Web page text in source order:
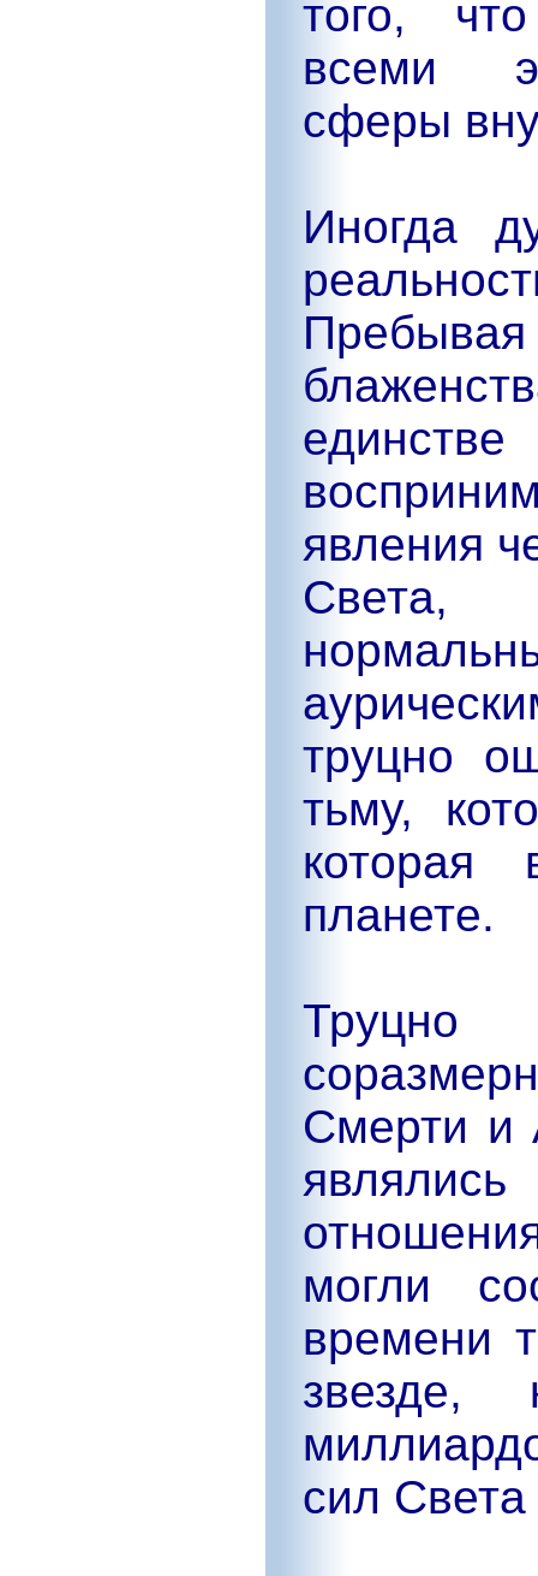
того,
всеми
сферы
Иногда
явления
Света,
труцно
тьму,
планете.
Труцно
Смерти и
могли
времени
звезде,
сил